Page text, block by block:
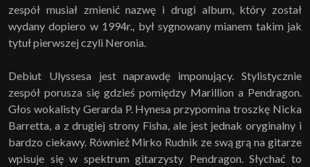
zespół musiał zmienić nazwę i drugi album, który został
wydany dopiero w 1994r., był sygnowany mianem takim jak
tytuł pierwszej czyli Neronia.
Debiut Ulyssesa jest naprawdę imponujący. Stylistycznie
zespół porusza się gdzieś pomiędzy Marillion a Pendragon.
Głos wokalisty Gerarda P. Hynesa przypomina troszkę Nicka
Barretta, a z drugiej strony Fisha, ale jest jednak oryginalny i
bardzo ciekawy. Również Mirko Rudnik ze swą grą na gitarze
wpisuje się w spektrum gitarzysty Pendragon. Słychać to